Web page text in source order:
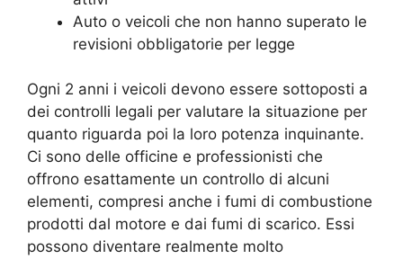
Auto o veicoli che non hanno superato le
revisioni obbligatorie per legge
Ogni 2 anni i veicoli devono essere sottoposti a
dei controlli legali per valutare la situazione per
quanto riguarda poi la loro potenza inquinante.
Ci sono delle officine e professionisti che
offrono esattamente un controllo di alcuni
elementi, compresi anche i fumi di combustione
prodotti dal motore e dai fumi di scarico. Essi
possono diventare realmente molto